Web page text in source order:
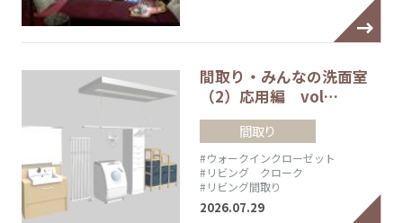
間取り・みんなの洗面室
（2）応用編 vol…
間取り
#ウォークインクローゼット
#リビング クローク
#リビング間取り
2026.07.29